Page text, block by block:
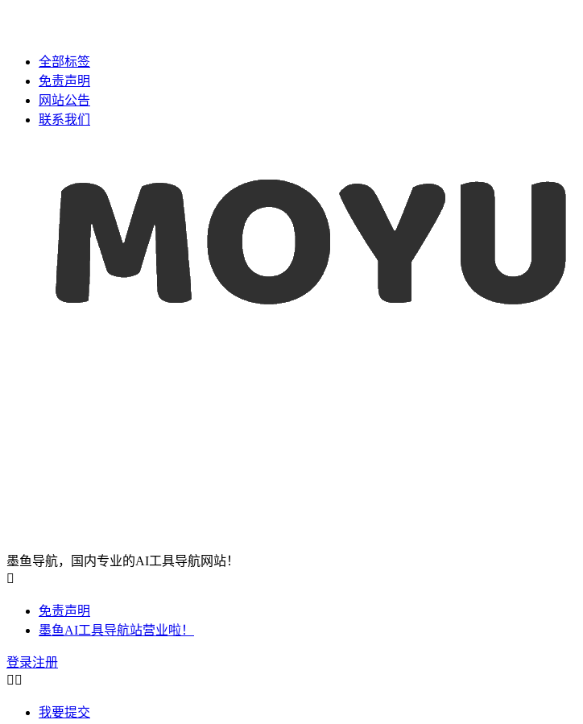
全部标签
免责声明
网站公告
联系我们
墨鱼导航，国内专业的AI工具导航网站！

免责声明
墨鱼AI工具导航站营业啦！
登录注册
 
我要提交